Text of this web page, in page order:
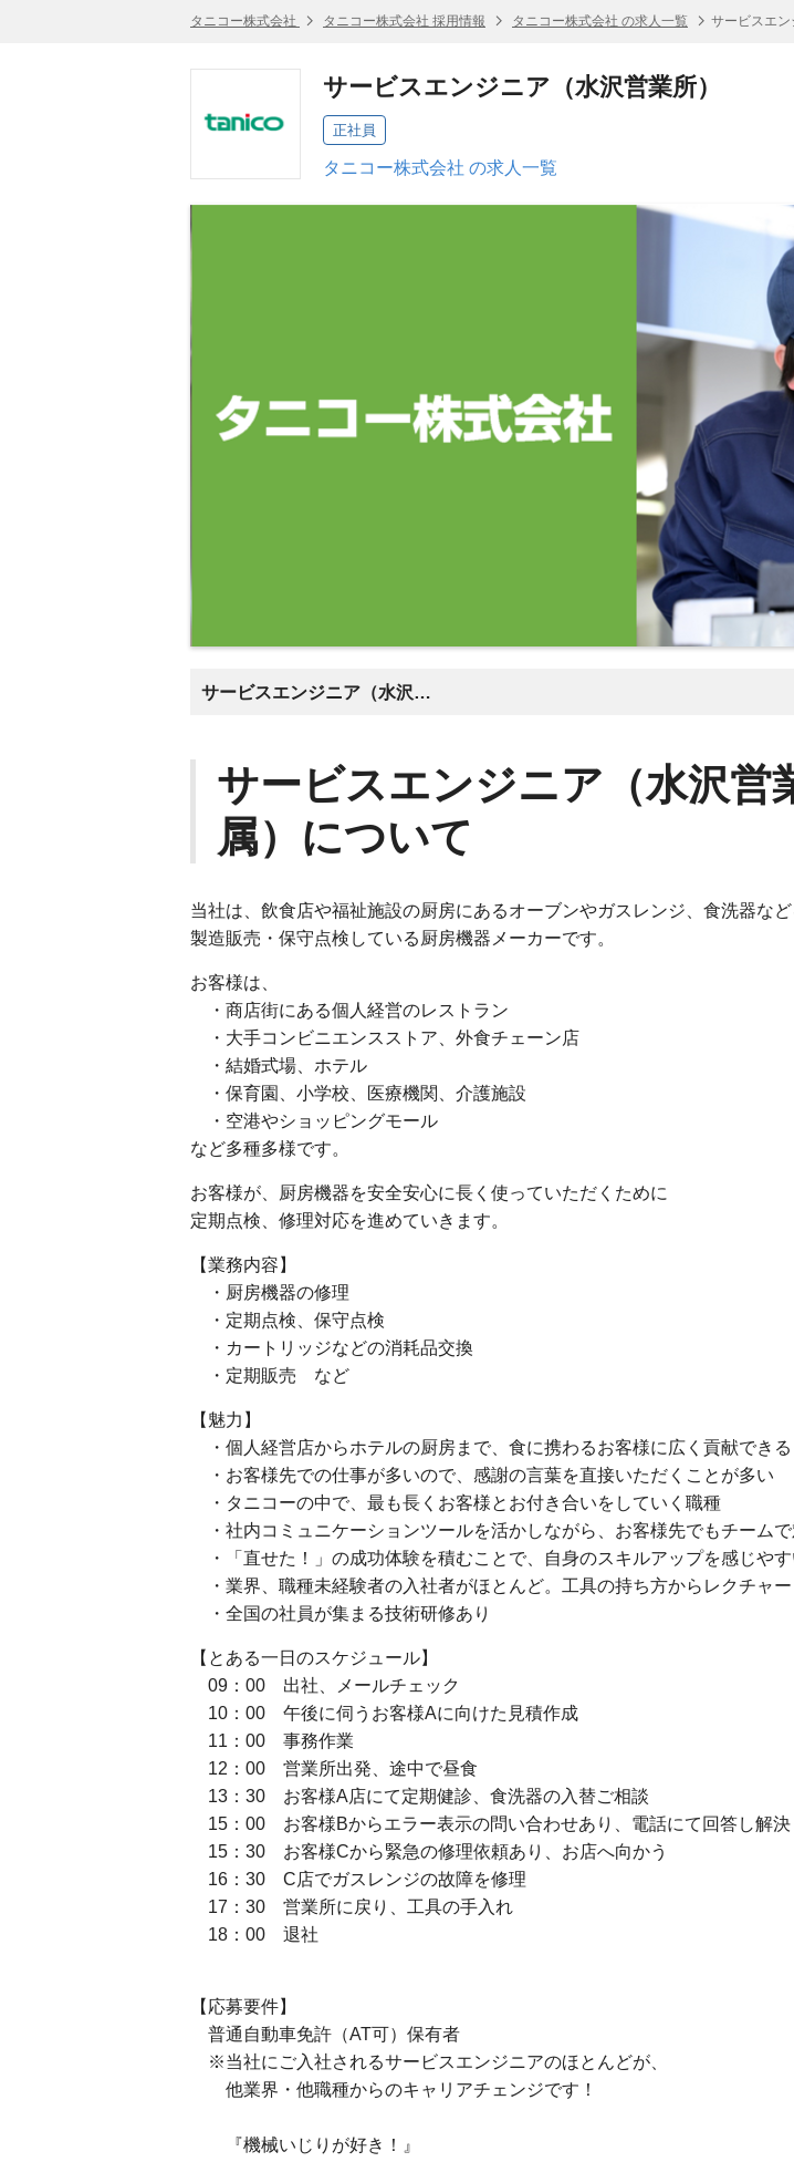
タニコー株式会社 タニコー株式会社 採用情報 タニコー株式会社 の求人一覧 サービスエン
サービスエンジニア（水沢営業所）
正社員
タニコー株式会社 の求人一覧
サービスエンジニア（水沢営業所配属）について
サービスエンジニア（水沢営
属）について
当社は、飲食店や福祉施設の厨房にあるオーブンやガスレンジ、食洗器など
製造販売・保守点検している厨房機器メーカーです。
お客様は、
・商店街にある個人経営のレストラン
・大手コンビニエンスストア、外食チェーン店
・結婚式場、ホテル
・保育園、小学校、医療機関、介護施設
・空港やショッピングモール
など多種多様です。
お客様が、厨房機器を安全安心に長く使っていただくために
定期点検、修理対応を進めていきます。
【業務内容】
・厨房機器の修理
・定期点検、保守点検
・カートリッジなどの消耗品交換
・定期販売 など
【魅力】
・個人経営店からホテルの厨房まで、食に携わるお客様に広く貢献できる
・お客様先での仕事が多いので、感謝の言葉を直接いただくことが多い
・タニコーの中で、最も長くお客様とお付き合いをしていく職種
・社内コミュニケーションツールを活かしながら、お客様先でもチーム
・「直せた！」の成功体験を積むことで、自身のスキルアップを感じやす
・業界、職種未経験者の入社者がほとんど。工具の持ち方からレクチャー
・全国の社員が集まる技術研修あり
【とある一日のスケジュール】
09：00 出社、メールチェック
10：00 午後に伺うお客様Aに向けた見積作成
11：00 事務作業
12：00 営業所出発、途中で昼食
13：30 お客様A店にて定期健診、食洗器の入替ご相談
15：00 お客様Bからエラー表示の問い合わせあり、電話にて回答し解決
15：30 お客様Cから緊急の修理依頼あり、お店へ向かう
16：30 C店でガスレンジの故障を修理
17：30 営業所に戻り、工具の手入れ
18：00 退社
【応募要件】
普通自動車免許（AT可）保有者
※当社にご入社されるサービスエンジニアのほとんどが、
他業界・他職種からのキャリアチェンジです！
『機械いじりが好き！』